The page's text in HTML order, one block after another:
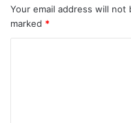
Your email address will not
marked *